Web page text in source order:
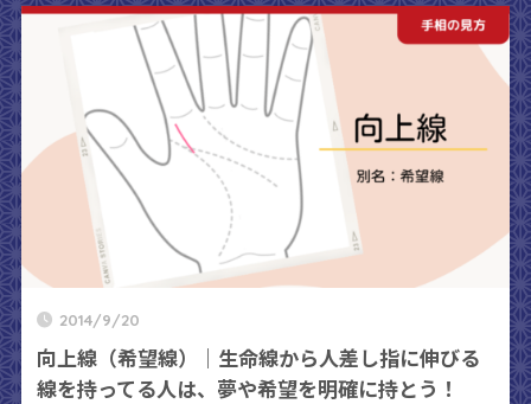
2014/9/20
向上線（希望線）｜生命線から人差し指に伸びる
線を持ってる人は、夢や希望を明確に持とう！